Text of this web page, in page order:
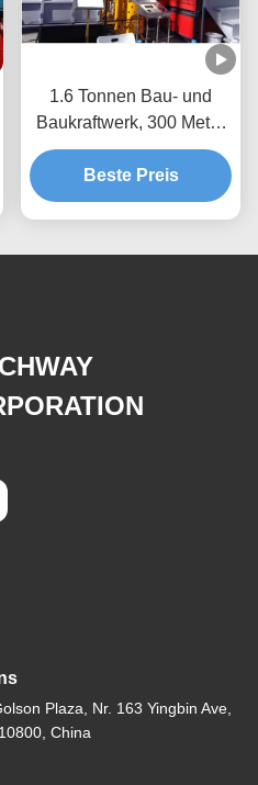
1.6 Tonnen Bau- und
Baukraftwerk, 300 Meter
Passagier- und
Materialhebewerk
Beste Preis
Plaza, Nr. 163 Yingbin Ave,
China